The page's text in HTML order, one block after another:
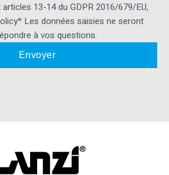
13-14 du GDPR 2016/679/EU,
Les données saisies ne seront
à vos questions.